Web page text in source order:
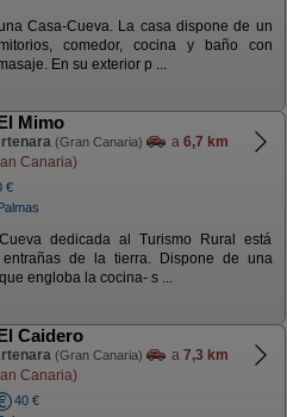
Casa-Cueva. La casa dispone de un
comedor, cocina y baño con
En su exterior p ...
Mimo
(Gran Canaria) a 6,7 km
Canaria)
€
dedicada al Turismo Rural está
de la tierra. Dispone de una
engloba la cocina- s ...
Caidero
(Gran Canaria) a 7,3 km
Canaria)
40 €